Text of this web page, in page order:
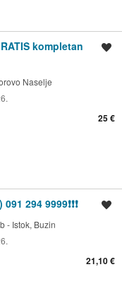
kompletan
Naselje
25 €
294 9999❗❗❗
- Istok, Buzin
21,10 €